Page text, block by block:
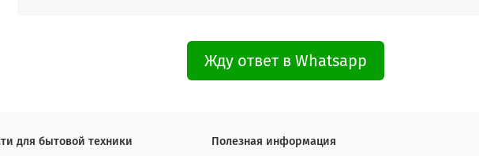
Жду ответ в Whatsapp
для бытовой техники Полезная информация